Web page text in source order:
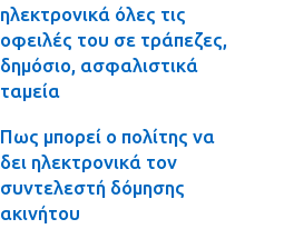
ηλεκτρονικά όλες τις
οφειλές του σε τράπεζες,
δημόσιο, ασφαλιστικά
ταμεία
Πως μπορεί ο πολίτης να
δει ηλεκτρονικά τον
συντελεστή δόμησης
ακινήτου